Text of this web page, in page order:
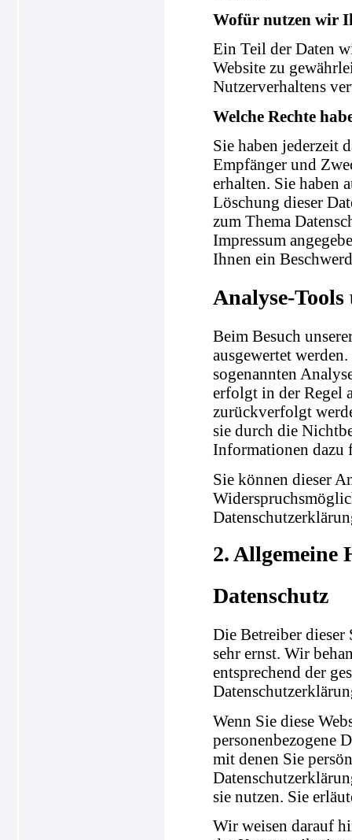
Wofür nutzen wir
Ein Teil der Daten
Website zu
Nutzerverhaltens
Welche Rechte
Sie haben jederzeit
Empfänger und
erhalten. Sie haben
Löschung dieser
zum Thema
Impressum
Ihnen ein
Analyse-
Beim Besuch
ausgewertet
sogenannten
erfolgt in der Regel
zurückverfolgt
sie durch die
Informationen dazu
Sie können dieser
2. Allgemeine
Datenschutz
Die Betreiber dieser
sehr ernst. Wir
entsprechend der
Wenn Sie diese
personenbezogene
mit denen Sie
sie nutzen. Sie
Wir weisen darauf